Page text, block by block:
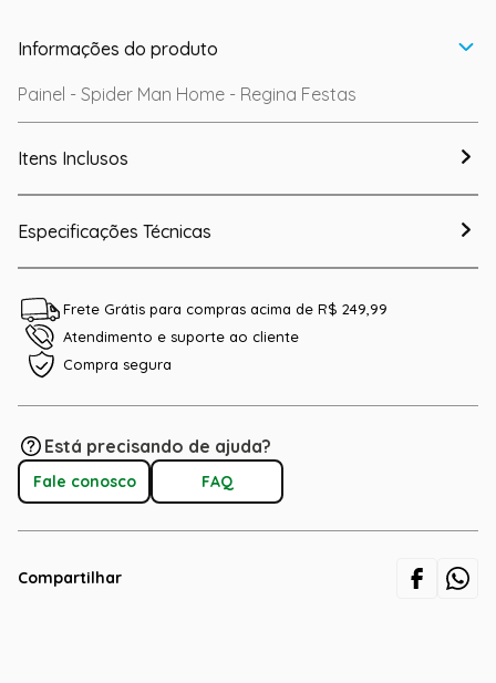
Informações do produto
Painel - Spider Man Home - Regina Festas
Itens Inclusos
Especificações Técnicas
Frete Grátis para compras acima de R$ 249,99
Atendimento e suporte ao cliente
Compra segura
Está precisando de ajuda?
Fale conosco FAQ
Compartilhar